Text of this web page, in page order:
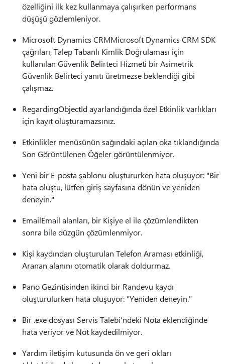
özelliğini ilk kez kullanmaya çalışırken performans
düşüşü gözlemleniyor.
Microsoft Dynamics CRMMicrosoft Dynamics CRM SDK
çağrıları, Talep Tabanlı Kimlik Doğrulaması için
kullanılan Güvenlik Belirteci Hizmeti bir Asimetrik
Güvenlik Belirteci yanıtı üretmezse beklendiği gibi
çalışmaz.
RegardingObjectId ayarlandığında özel Etkinlik varlıkları
için kayıt oluşturamazsınız.
Etkinlikler menüsünün sağındaki açılan oka tıklandığında
Son Görüntülenen Öğeler görüntülenmiyor.
Yeni bir E-posta şablonu oluştururken hata oluşuyor: "Bir
hata oluştu, lütfen giriş sayfasına dönün ve yeniden
deneyin."
EmailEmail alanları, bir Kişiye el ile çözümlendikten
sonra bile düzgün çözümlenmiyor.
Kişi kaydından oluşturulan Telefon Araması etkinliği,
Aranan alanını otomatik olarak doldurmaz.
Pano Gezintisinden ikinci bir Randevu kaydı
oluşturulurken hata oluşuyor: "Yeniden deneyin."
Bir .exe dosyası Servis Talebi'ndeki Nota eklendiğinde
hata veriyor ve Not kaydedilmiyor.
Yardım iletişim kutusunda ön ve geri okları